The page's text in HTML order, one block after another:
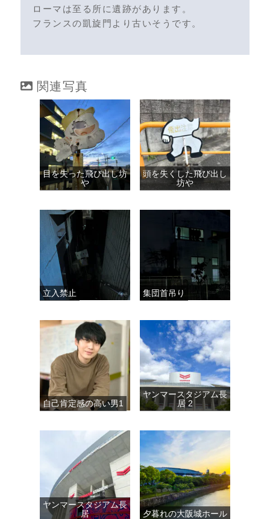
ローマは至る所に遺跡があります。
フランスの凱旋門より古いそうです。
関連写真
目を失った飛び出し坊
や
頭を失くした飛び出し
坊や
立入禁止 集団首吊り
自己肯定感の高い男1
ヤンマースタジアム長
居 2
ヤンマースタジアム長
居
夕暮れの大阪城ホール